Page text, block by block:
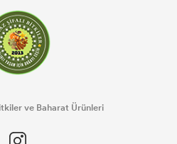
ve Baharat Ürünleri